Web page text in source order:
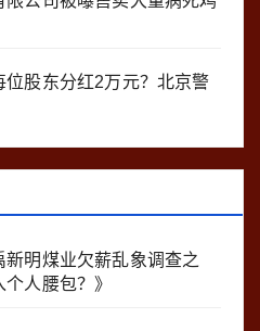
股东分红2万元？北京警
新明煤业欠薪乱象调查之
人腰包？ 》